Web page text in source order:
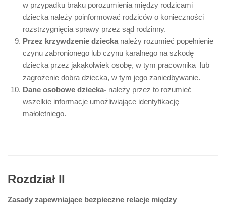
w przypadku braku porozumienia między rodzicami
dziecka należy poinformować rodziców o konieczności
rozstrzygnięcia sprawy przez sąd rodzinny.
Przez krzywdzenie dziecka należy rozumieć popełnienie
czynu zabronionego lub czynu karalnego na szkodę
dziecka przez jakąkolwiek osobę, w tym pracownika lub
zagrożenie dobra dziecka, w tym jego zaniedbywanie.
Dane osobowe dziecka- należy przez to rozumieć
wszelkie informacje umożliwiające identyfikację
małoletniego.
Rozdział II
Zasady zapewniające bezpieczne relacje między